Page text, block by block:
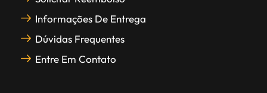
Informações De Entrega
Dúvidas Frequentes
Entre Em Contato